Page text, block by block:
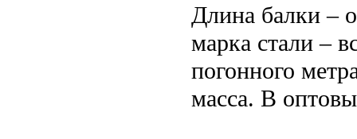
Длина балки –
марка стали –
погонного
масса. В